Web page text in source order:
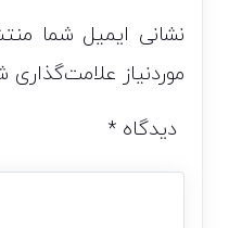
نشانی ایمیل شما
موردنیاز علامت‌گذاری
دیدگاه*